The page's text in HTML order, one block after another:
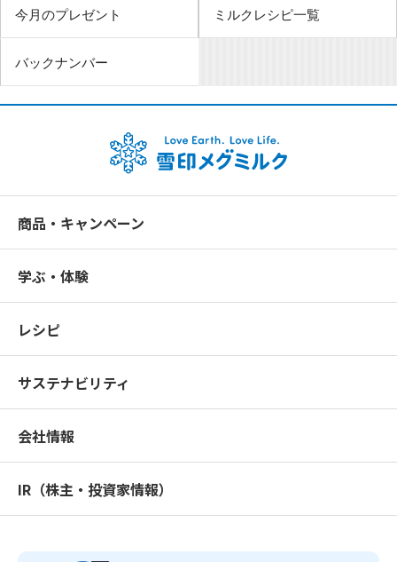
今月のプレゼント ミルクレシピ一覧
バックナンバー
商品・キャンペーン
学ぶ・体験
レシピ
サステナビリティ
会社情報
IR（株主・投資家情報）